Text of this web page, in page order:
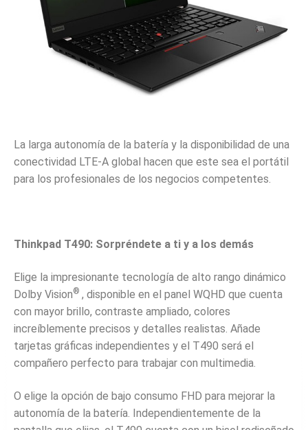
La larga autonomía de la batería y la disponibilidad de una
conectividad LTE-A global hacen que este sea el portátil
para los profesionales de los negocios competentes.
Thinkpad T490: Sorpréndete a ti y a los demás
Elige la impresionante tecnología de alto rango dinámico
Dolby Vision® , disponible en el panel WQHD que cuenta
con mayor brillo, contraste ampliado, colores
increíblemente precisos y detalles realistas. Añade
tarjetas gráficas independientes y el T490 será el
compañero perfecto para trabajar con multimedia.
O elige la opción de bajo consumo FHD para mejorar la
autonomía de la batería. Independientemente de la